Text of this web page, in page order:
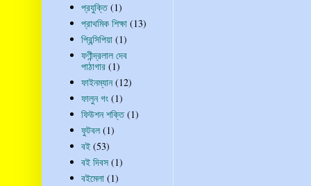
প্রযুক্তি (1)
প্রাথমিক শিক্ষা (13)
প্রিন্সিপিয়া (1)
ফণীন্দ্রলাল দেব
পাঠাগার (1)
ফাইনম্যান (12)
ফালুন গং (1)
ফিউশন শক্তি (1)
ফুটবল (1)
বই (53)
বই দিবস (1)
বইমেলা (1)